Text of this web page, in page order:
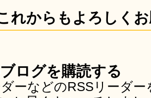
れからもよろしく
ログを購読する
ーなどのRSSリーダ